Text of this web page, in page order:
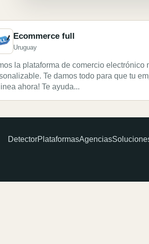
Ecommerce full
Uruguay
la plataforma de comercio electrónico
Te damos todo para que tu
ahora! Te ayuda...
DetectorPlataformasAgencias